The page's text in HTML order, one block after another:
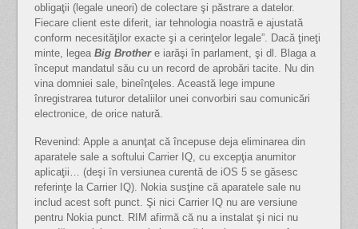
obligaţii (legale uneori) de colectare şi păstrare a datelor.
Fiecare client este diferit, iar tehnologia noastră e ajustată
conform necesităţilor exacte şi a cerinţelor legale”. Dacă ţineţi
minte, legea Big Brothere iarăşi în parlament, şi dl. Blaga a
început mandatul său cu un record de aprobări tacite. Nu din
vina domniei sale, bineînţeles. Această lege impune
înregistrarea tuturor detaliilor unei convorbiri sau comunicări
electronice, de orice natură.
Revenind: Apple a anunţat că începuse deja eliminarea din
aparatele sale a softului Carrier IQ, cu excepţia anumitor
aplicaţii… (deşi în versiunea curentă de iOS 5 se găsesc
referinţe la Carrier IQ). Nokia susţine că aparatele sale nu
includ acest soft punct. Şi nici Carrier IQ nu are versiune
pentru Nokia punct. RIM afirmă că nu a instalat şi nici nu